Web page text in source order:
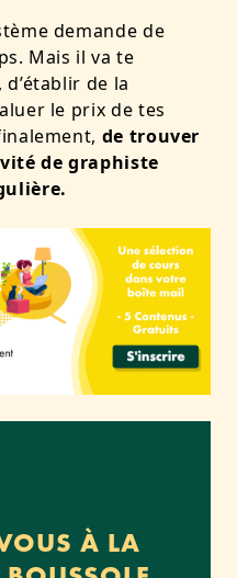
demande de
Mais il va te
de la
le prix de tes
de trouver
de graphiste
À LA